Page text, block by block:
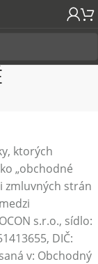
ktorých
„obchodné
zmluvných strán
s.r.o., sídlo:
DIČ:
v: Obchodný